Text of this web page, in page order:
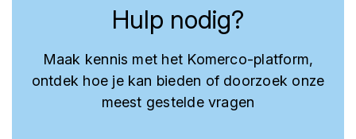
Hulp nodig?
Maak kennis met het Komerco-platform,
ontdek hoe je kan bieden of doorzoek onze
meest gestelde vragen